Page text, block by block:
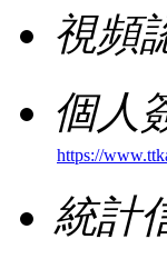
視頻
個人
https://
統計